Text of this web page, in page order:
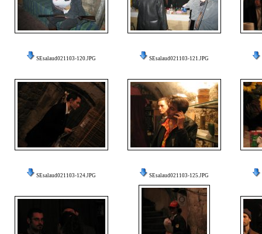
SEsalaud021103-120.JPG SEsalaud021103-121.JPG
SEsalaud021103-124.JPG SEsalaud021103-125.JPG